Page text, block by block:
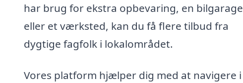
har brug for ekstra opbevaring, en bilgarage
eller et værksted, kan du få flere tilbud fra
dygtige fagfolk i lokalområdet.
Vores platform hjælper dig med at navigere i